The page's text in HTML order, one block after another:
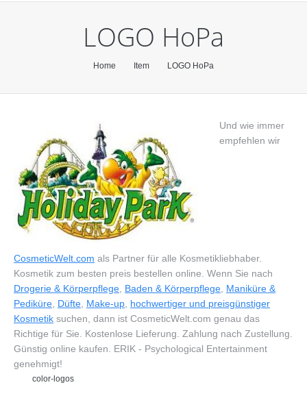
LOGO HoPa
Home Item LOGO HoPa
Und wie immer
empfehlen wir
CosmeticWelt.com als Partner für alle Kosmetikliebhaber.
Kosmetik zum besten preis bestellen online. Wenn Sie nach
Drogerie & Körperpflege Baden & Körperpflege Maniküre &
Pediküre Düfte Make-up hochwertiger und preisgünstiger
Kosmetik suchen, dann ist CosmeticWelt.com genau das
Richtige für Sie. Kostenlose Lieferung. Zahlung nach Zustellung.
Günstig online kaufen. ERIK - Psychological Entertainment
genehmigt!
color-logos